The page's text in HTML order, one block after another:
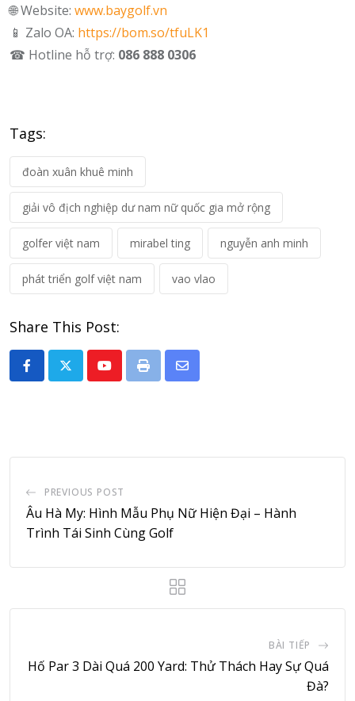
🌐 Website: www.baygolf.vn
📱 Zalo OA: https://bom.so/tfuLK1
☎ Hotline hỗ trợ: 086 888 0306
Tags:
đoàn xuân khuê minh
giải vô địch nghiệp dư nam nữ quốc gia mở rộng
golfer việt nam mirabel ting nguyễn anh minh
phát triển golf việt nam vao vlao
Share This Post:
YoutubePrint
Share
PREVIOUS POST
Âu Hà My: Hình Mẫu Phụ Nữ Hiện Đại – Hành
Trình Tái Sinh Cùng Golf
BÀI TIẾP
Hố Par 3 Dài Quá 200 Yard: Thử Thách Hay Sự Quá
Đà?